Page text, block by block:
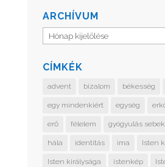
ARCHÍVUM
Archívum
CÍMKÉK
advent bizalom békesség
egy mindenkiért egység
erő félelem gyógyulás
hála identitás ima Isten
Isten királysága istenkép